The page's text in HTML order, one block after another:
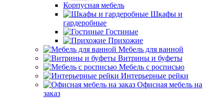
Корпусная мебель
Шкафы и
гардеробные
Гостиные
Прихожие
Мебель для ванной
Витрины и буфеты
Мебель с росписью
Интерьерные рейки
Офисная мебель на
заказ